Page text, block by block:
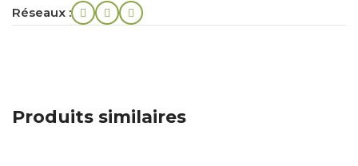
Réseaux :
Produits similaires